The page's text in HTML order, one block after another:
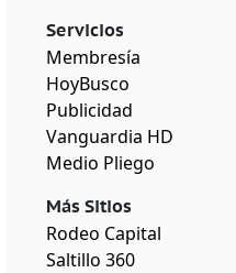
Servicios
Membresía
HoyBusco
Publicidad
Vanguardia HD
Medio Pliego
Más Sitios
Rodeo Capital
Saltillo 360